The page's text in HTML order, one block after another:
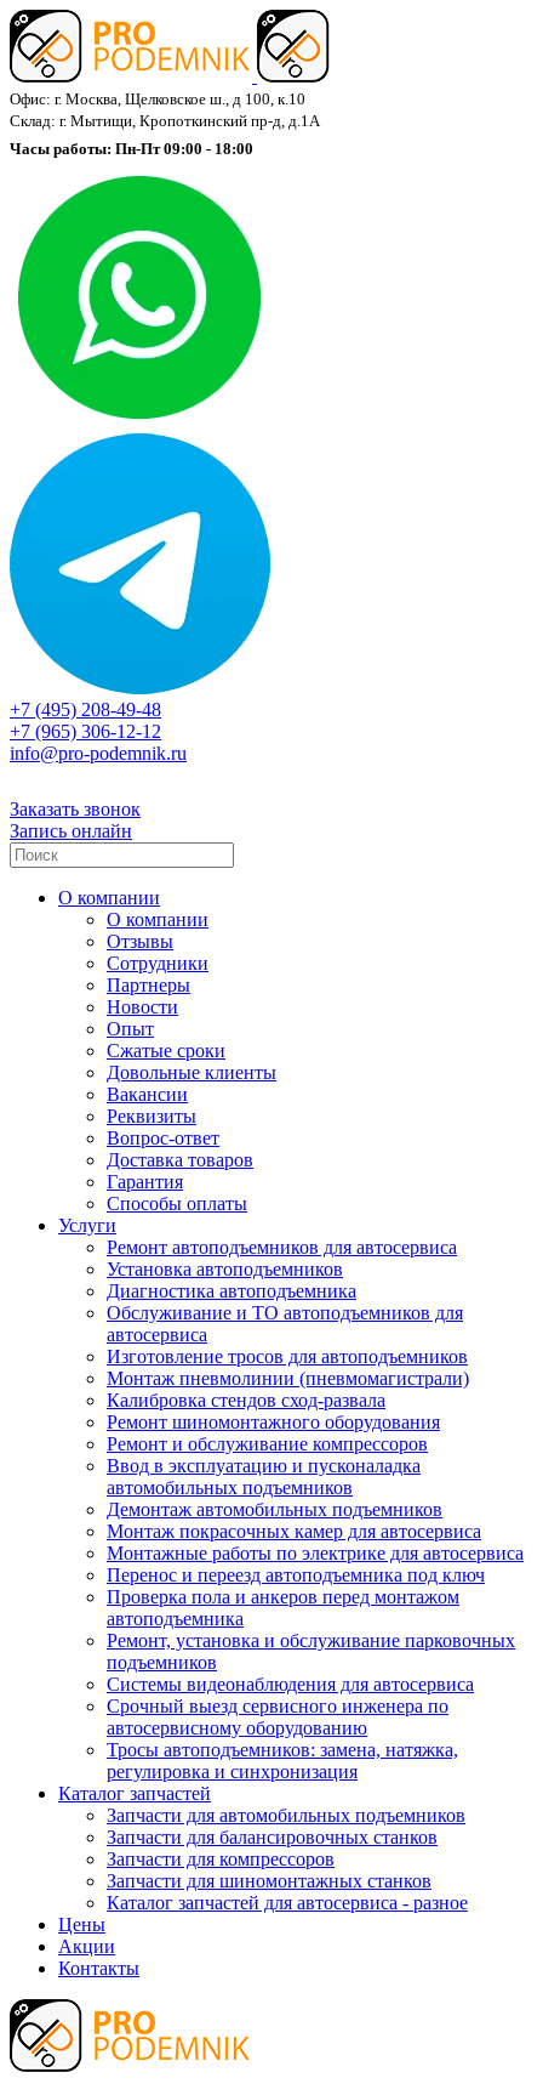
Офис: г. Москва, Щелковское ш., д 100, к.10
Склад: г. Мытищи, Кропоткинский пр-д, д.1А
Часы работы: Пн-Пт 09:00 - 18:00
+7 (495) 208-49-48
+7 (965) 306-12-12
info@pro-podemnik.ru
Заказать звонок
Запись онлайн
О компании
О компании
Отзывы
Сотрудники
Партнеры
Новости
Опыт
Сжатые сроки
Довольные клиенты
Вакансии
Реквизиты
Вопрос-ответ
Доставка товаров
Гарантия
Способы оплаты
Услуги
Ремонт автоподъемников для автосервиса
Установка автоподъемников
Диагностика автоподъемника
Обслуживание и ТО автоподъемников для
автосервиса
Изготовление тросов для автоподъемников
Монтаж пневмолинии (пневмомагистрали)
Калибровка стендов сход-развала
Ремонт шиномонтажного оборудования
Ремонт и обслуживание компрессоров
Ввод в эксплуатацию и пусконаладка
автомобильных подъемников
Демонтаж автомобильных подъемников
Монтаж покрасочных камер для автосервиса
Монтажные работы по электрике для автосервиса
Перенос и переезд автоподъемника под ключ
Проверка пола и анкеров перед монтажом
автоподъемника
Ремонт, установка и обслуживание парковочных
подъемников
Системы видеонаблюдения для автосервиса
Срочный выезд сервисного инженера по
автосервисному оборудованию
Тросы автоподъемников: замена, натяжка,
регулировка и синхронизация
Каталог запчастей
Запчасти для автомобильных подъемников
Запчасти для балансировочных станков
Запчасти для компрессоров
Запчасти для шиномонтажных станков
Каталог запчастей для автосервиса - разное
Цены
Акции
Контакты